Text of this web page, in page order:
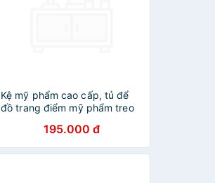
Kệ mỹ phẩm cao cấp, tủ để
đồ trang điểm mỹ phẩm treo
195.000 đ